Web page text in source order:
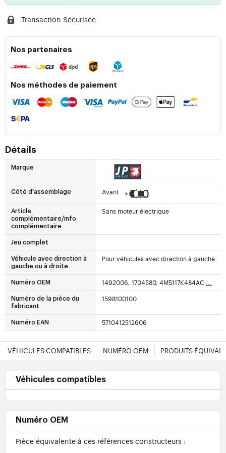
Transaction Sécurisée
Nos partenaires
Nos méthodes de paiement
Détails
Marque
Côté d'assemblage Avant
Article
complémentaire/info
complémentaire
Sans moteur électrique
Jeu complet
Véhicule avec direction à
gauche ou à droite
Pour véhicules avec direction à gauche
Numéro OEM 1492006, 1704580, 4M5117K484AC
Numéro de la pièce du
fabricant
1598100100
Numéro EAN 5710412512606
VÉHICULES COMPATIBLES NUMÉRO OEM PRODUITS
Véhicules compatibles
Numéro OEM
Pièce équivalente à ces références constructeurs :